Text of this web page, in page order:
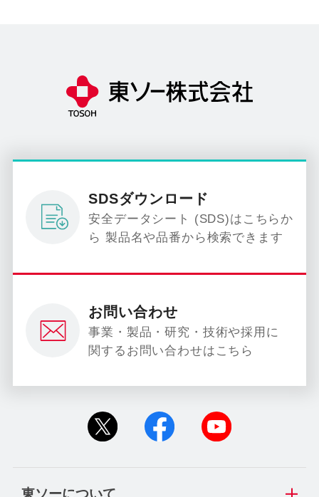
SDSダウンロード
安全データシート (SDS)はこちらか
ら 製品名や品番から検索できます
お問い合わせ
事業・製品・研究・技術や採用に
関するお問い合わせはこちら
東ソーについて